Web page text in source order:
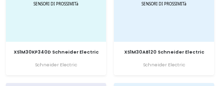
XS1M30KP340D Schneider Electric
Schneider Electric
XS1M30AB120 Schneider Electric
Schneider Electric